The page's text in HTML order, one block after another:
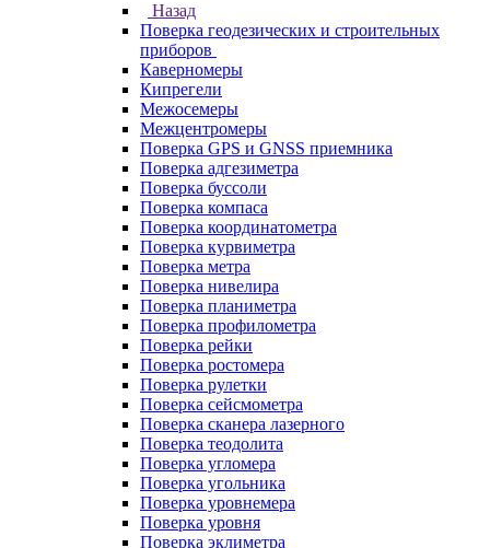
Назад
Поверка геодезических и строительных
приборов
Каверномеры
Кипрегели
Межосемеры
Межцентромеры
Поверка GPS и GNSS приемника
Поверка адгезиметра
Поверка буссоли
Поверка компаса
Поверка координатометра
Поверка курвиметра
Поверка метра
Поверка нивелира
Поверка планиметра
Поверка профилометра
Поверка рейки
Поверка ростомера
Поверка рулетки
Поверка сейсмометра
Поверка сканера лазерного
Поверка теодолита
Поверка угломера
Поверка угольника
Поверка уровнемера
Поверка уровня
Поверка эклиметра